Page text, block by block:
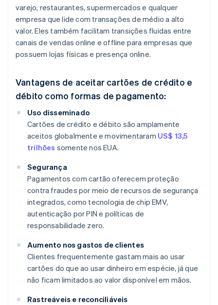
varejo, restaurantes, supermercados e qualquer
empresa que lide com transações de médio a alto
valor. Eles também facilitam transições fluidas entre
canais de vendas online e offline para empresas que
possuem lojas físicas e presença online.
Vantagens de aceitar cartões de crédito e
débito como formas de pagamento:
Uso disseminado
Cartões de crédito e débito são amplamente
aceitos globalmente e movimentaram US$ 13,5
trilhões somente nos EUA.
Segurança​
Pagamentos com cartão oferecem proteção
contra fraudes por meio de recursos de segurança
integrados, como tecnologia de chip EMV,
autenticação por PIN e políticas de
responsabilidade zero.
Aumento nos gastos de clientes
Clientes frequentemente gastam mais ao usar
cartões do que ao usar dinheiro em espécie, já que
não ficam limitados ao valor disponível em mãos.
Rastreáveis e reconciliáveis